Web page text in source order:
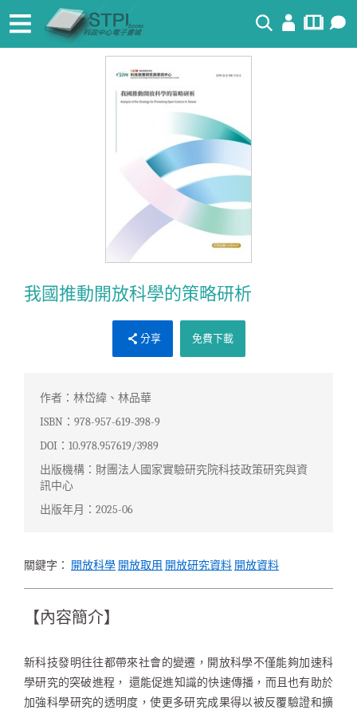
搜尋
我國推動開放科學的策略研析
分享 免費下載
作者：林岱緯、林品華
ISBN：978-957-619-398-9
DOI：10.978.957619/3989
出版機構：財團法人國家實驗研究院科技政策研究與資
訊中心
出版年月：2025-06
關鍵字： 開放科學 開放取用 開放研究資料 開放資料
【內容簡介】
新科技發明往往都帶來社會的變遷，開放科學不僅能夠加速科
學研究的突破進程， 還能促進知識的快速傳播，而且也有助於
加強科學研究的透明度，使更多研究成果得以被反覆驗證和擴